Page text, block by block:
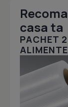
casa ta
PACHET